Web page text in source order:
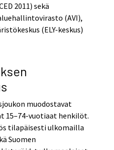
2011) sekä
(AVI),
(ELY-keskus)
muodostavat
15–74-vuotiaat henkilöt.
tilapäisesti ulkomailla
Suomen